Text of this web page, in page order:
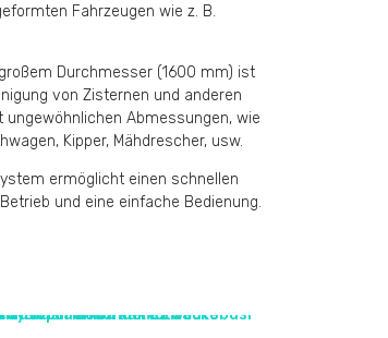
Fahrzeugen wie z. B.
Durchmesser (1600 mm) ist
von Zisternen und anderen
ungewöhnlichen Abmessungen, wie
Kipper, Mähdrescher, usw.
ermöglicht einen schnellen
und eine einfache Bedienung.